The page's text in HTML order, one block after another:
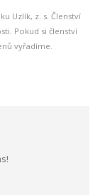
Uzlík, z. s. Členství
Pokud si členství
vyřadíme.